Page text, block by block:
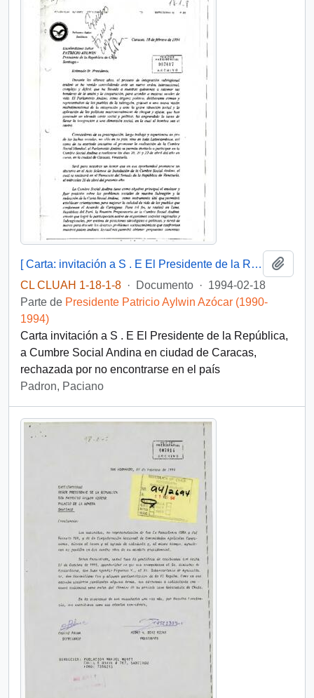
[ Carta: invitación a S . E El Presidente de la República, a Cumbre Social Andina en ciudad de Caracas ]
CL CLUAH 1-18-1-8 · Documento · 1994-02-18
Parte de Presidente Patricio Aylwin Azócar (1990-
1994)
Carta invitación a S . E El Presidente de la República,
a Cumbre Social Andina en ciudad de Caracas,
rechazada por no encontrarse en el país
Padron, Paciano